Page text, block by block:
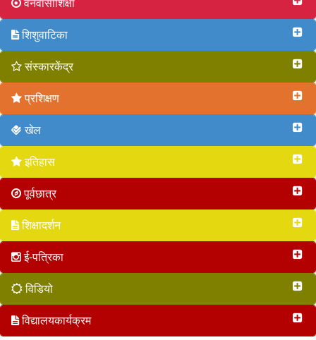
शिशुवाटिका
संस्कारकेंद्र
प्रशिक्षण
खेल
इतिहास
पूर्वछात्र
शिक्षादर्शन
ई-पत्रिका
विडियो
विद्यालयकार्यक्रम